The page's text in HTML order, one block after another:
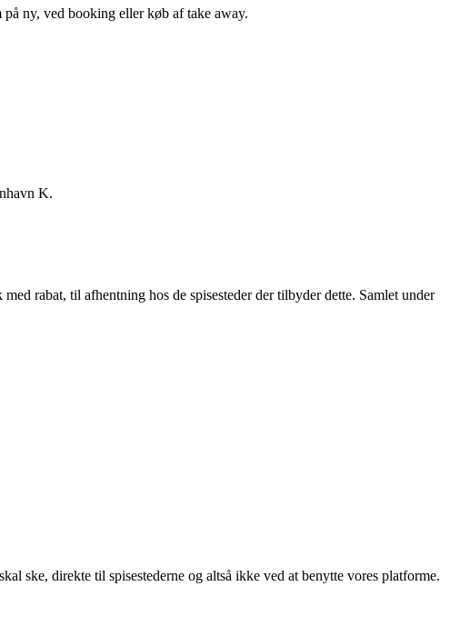
ny, ved booking eller køb af take away.
K.
rabat, til afhentning hos de spisesteder der tilbyder dette. Samlet under
ske, direkte til spisestederne og altså ikke ved at benytte vores platforme.